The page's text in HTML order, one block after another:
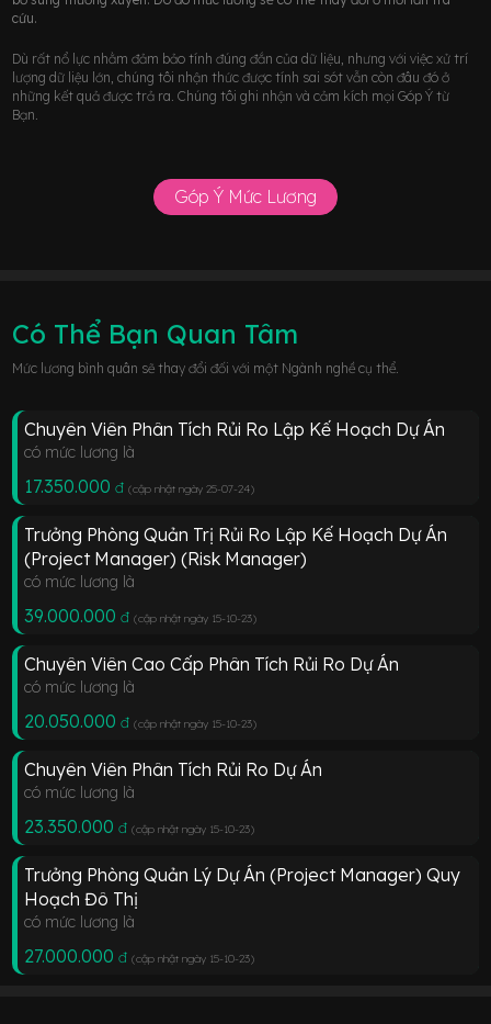
cứu.
Dù rất nổ lực nhằm đảm bảo tính đúng đắn của dữ liệu, nhưng với việc xử trí
lượng dữ liệu lớn, chúng tôi nhận thức được tính sai sót vẫn còn đâu đó ở
những kết quả được trả ra. Chúng tôi ghi nhận và cảm kích mọi Góp Ý từ
Bạn.
Góp Ý Mức Lương
Có Thể Bạn Quan Tâm
Mức lương bình quân sẽ thay đổi đối với một Ngành nghề cụ thể.
Chuyên Viên Phân Tích Rủi Ro Lập Kế Hoạch Dự Án
có mức lương là
17.350.000 đ (cập nhật ngày 25-07-24)
Trưởng Phòng Quản Trị Rủi Ro Lập Kế Hoạch Dự Án
(Project Manager) (Risk Manager)
có mức lương là
39.000.000 đ (cập nhật ngày 15-10-23)
Chuyên Viên Cao Cấp Phân Tích Rủi Ro Dự Án
có mức lương là
20.050.000 đ (cập nhật ngày 15-10-23)
Chuyên Viên Phân Tích Rủi Ro Dự Án
có mức lương là
23.350.000 đ (cập nhật ngày 15-10-23)
Trưởng Phòng Quản Lý Dự Án (Project Manager) Quy
Hoạch Đô Thị
có mức lương là
27.000.000 đ (cập nhật ngày 15-10-23)